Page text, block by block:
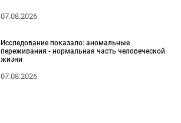
07.08.2026
Исследование показало: аномальные
переживания - нормальная часть человеческой
жизни
07.08.2026